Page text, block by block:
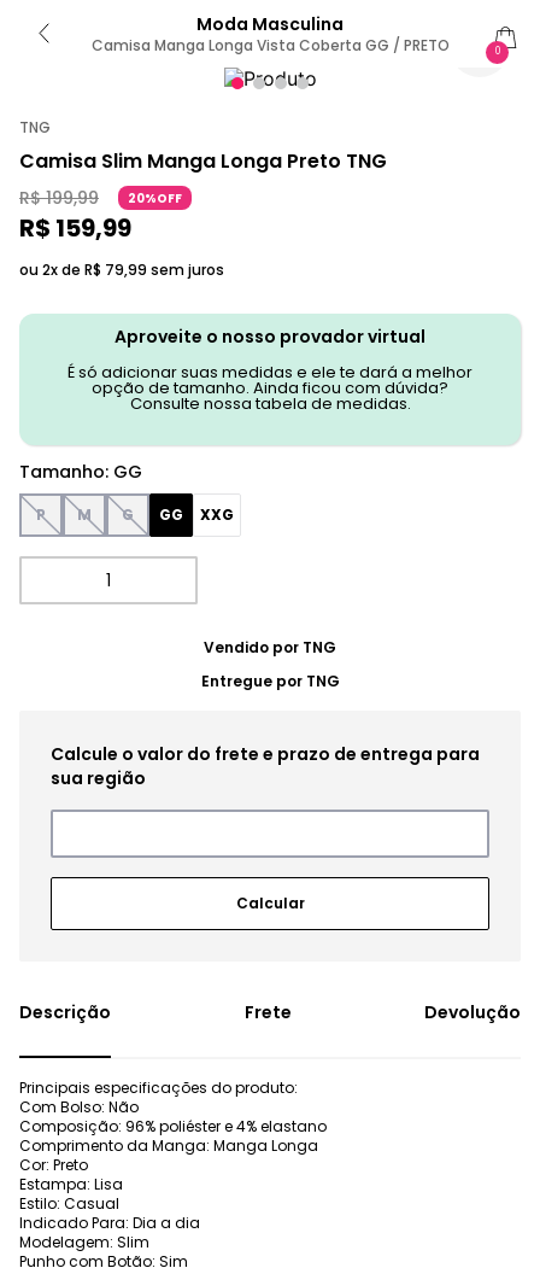
Moda Masculina
Camisa Manga Longa Vista Coberta GG / PRETO 0
TNG
Camisa Slim Manga Longa Preto TNG
R$ 199,99 20%OFF
R$ 159,99
ou 2x de R$ 79,99 sem juros
Aproveite o nosso provador virtual
É só adicionar suas medidas e ele te dará a melhor
opção de tamanho. Ainda ficou com dúvida?
Consulte nossa tabela de medidas.
Tamanho: GG
P M G GG XXG
Vendido por TNG
Entregue por TNG
Frete Devolução
Principais especificações do produto:
Com Bolso: Não
Composição: 96% poliéster e 4% elastano
Comprimento da Manga: Manga Longa
Cor: Preto
Estampa: Lisa
Estilo: Casual
Indicado Para: Dia a dia
Modelagem: Slim
Punho com Botão: Sim